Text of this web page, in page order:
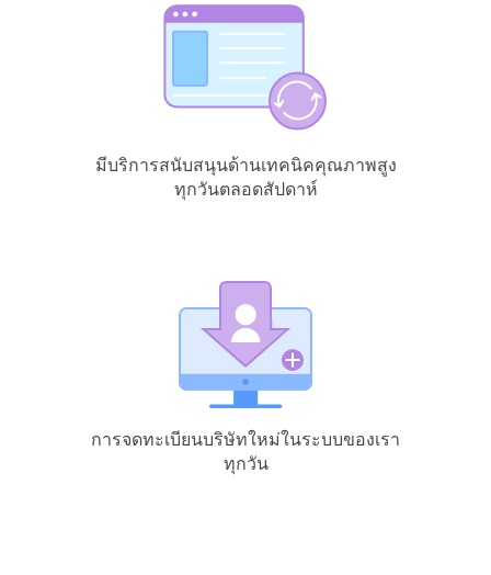
มีบริการสนับสนุนด้านเทคนิคคุณภาพสูง
ทุกวันตลอดสัปดาห์
การจดทะเบียนบริษัทใหม่ในระบบของเรา
ทุกวัน